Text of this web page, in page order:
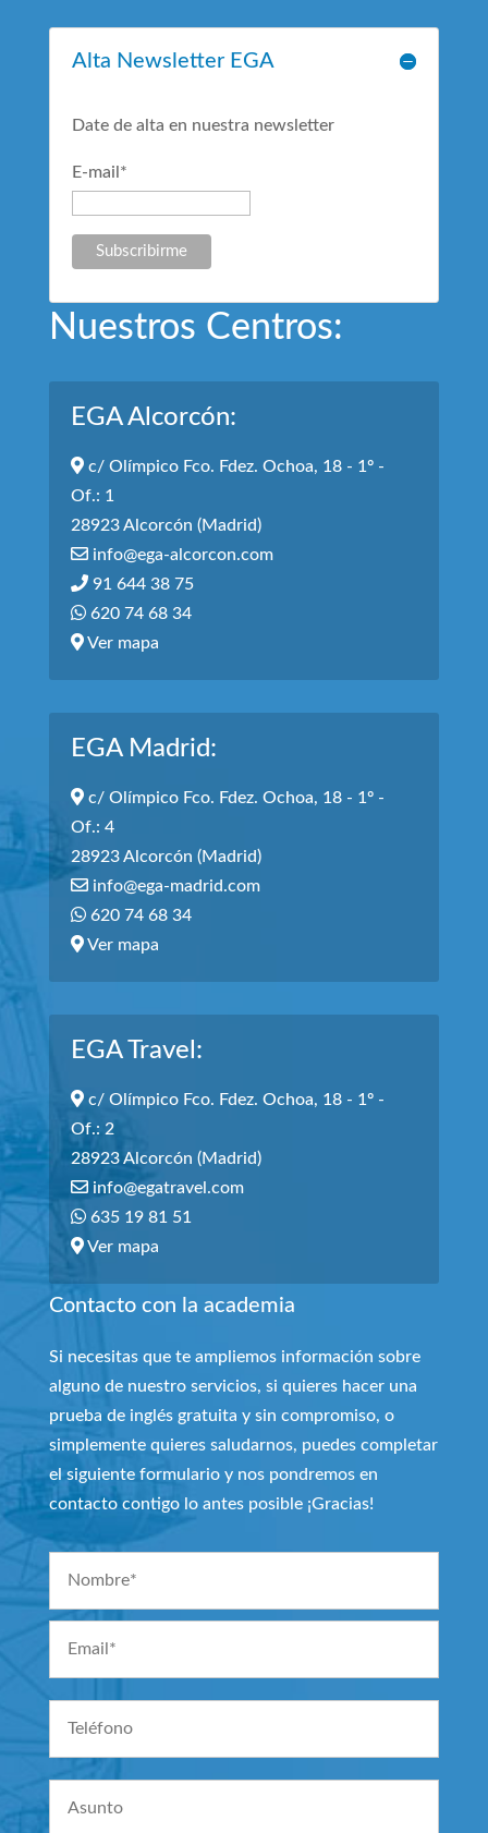
Alta Newsletter EGA
Date de alta en nuestra newsletter
E-mail*
Nuestros Centros:
EGA Alcorcón:
c/ Olímpico Fco. Fdez. Ochoa, 18 - 1º -
Of.: 1
28923 Alcorcón (Madrid)
info@ega-alcorcon.com
91 644 38 75
620 74 68 34
Ver mapa
EGA Madrid:
c/ Olímpico Fco. Fdez. Ochoa, 18 - 1º -
Of.: 4
28923 Alcorcón (Madrid)
info@ega-madrid.com
620 74 68 34
Ver mapa
EGA Travel:
c/ Olímpico Fco. Fdez. Ochoa, 18 - 1º -
Of.: 2
28923 Alcorcón (Madrid)
info@egatravel.com
635 19 81 51
Ver mapa
Contacto con la academia
Si necesitas que te ampliemos información sobre
alguno de nuestro servicios, si quieres hacer una
prueba de inglés gratuita y sin compromiso, o
simplemente quieres saludarnos, puedes completar
el siguiente formulario y nos pondremos en
contacto contigo lo antes posible ¡Gracias!